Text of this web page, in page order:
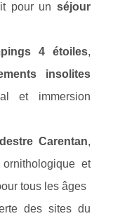
pour un séjour
4 étoiles,
insolites
et immersion
Carentan,
et
tous les âges
des sites du